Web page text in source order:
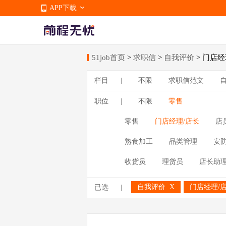
APP下载
51job首页 > 求职信 > 自我评价 > 门店
栏目 不限 求职信范文
职位 不限 零售
零售 门店经理/店长 店
熟食加工 品类管理 安
收货员 理货员 店长助
已选 自我评价 X 门店经理/